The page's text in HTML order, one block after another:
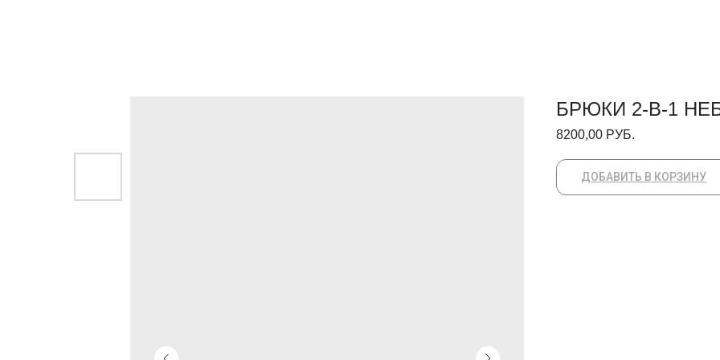
БРЮКИ 2-В-1
8200,00 РУБ.
ДОБАВИТЬ В КОРЗИНУ